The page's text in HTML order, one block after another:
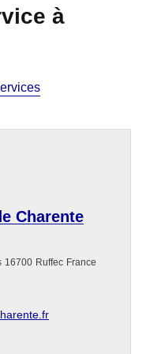
à
Charente
16700 Ruffec France